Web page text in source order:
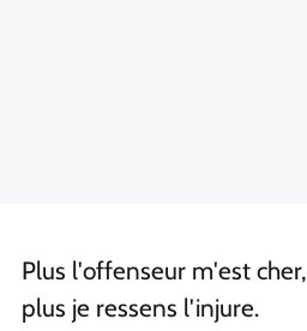
Plus l'offenseur m'est cher,
plus je ressens l'injure.